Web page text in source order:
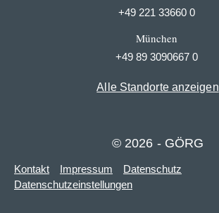
+49 221 33660 0
München
+49 89 3090667 0
Alle Standorte anzeigen
© 2026 - GÖRG
Kontakt Impressum
Datenschutz
Datenschutzeinstellungen